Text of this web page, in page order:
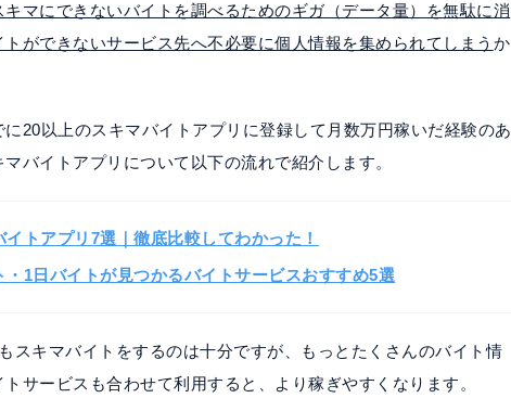
キマにできないバイトを調べるためのギガ（データ量）を無駄に消
ができないサービス先へ不必要に個人情報を集められてしまう か
20以上のスキマバイトアプリに登録して月数万円稼いだ経験のあ
バイトアプリについて以下の流れで紹介します。
トアプリ7選｜徹底比較してわかった！
・1日バイトが見つかるバイトサービスおすすめ5選
スキマバイトをするのは十分ですが、もっとたくさんのバイト情
サービスも合わせて利用すると、より稼ぎやすくなります。